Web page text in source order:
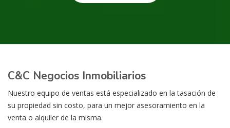
C&C Negocios Inmobiliarios
Nuestro equipo de ventas está especializado en la tasación de
su propiedad sin costo, para un mejor asesoramiento en la
venta o alquiler de la misma.